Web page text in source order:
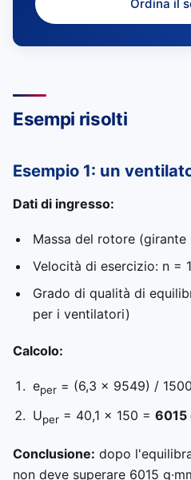
Ordina il
Esempi risolti
Esempio 1: un
Dati di ingresso:
Massa del rotore
Velocità di esercizio: n =
Grado di qualità di
per i ventilatori)
Calcolo:
eper= (6,3 × 9549) /
Uper= 40,1 × 150 = 6015
Conclusione: dopo
non deve superare 6015